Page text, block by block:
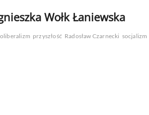
Wołk Łaniewska
przyszłość Radosław Czarnecki socjalizm